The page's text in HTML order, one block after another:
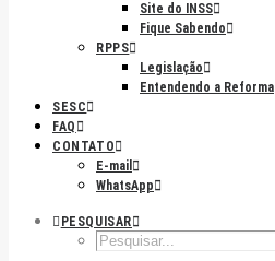
Site do INSS
Fique Sabendo
RPPS
Legislação
Entendendo a Reforma
SESC
FAQ
CONTATO
E-mail
WhatsApp
PESQUISAR